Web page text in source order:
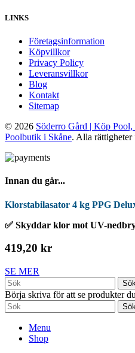
LINKS
Företagsinformation
Köpvillkor
Privacy Policy
Leveransvillkor
Blog
Kontakt
Sitemap
© 2026 Söderro Gård | Köp
Poolbutik i Skåne. Alla rättigheter
Innan du går...
Klorstabilasator 4 kg PPG
✅ Skyddar klor mot UV-
419,20 kr
SE MER
Börja skriva för att se produkter
Menu
Shop